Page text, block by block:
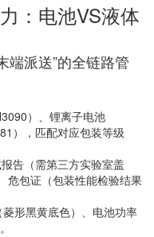
：电池VS液体
端派送”的全链路管
）、锂离子电池
），匹配对应包装等级
告（需第三方实验室盖
危包证（包装性能检验结果
菱形黑黄底色）、电池功率